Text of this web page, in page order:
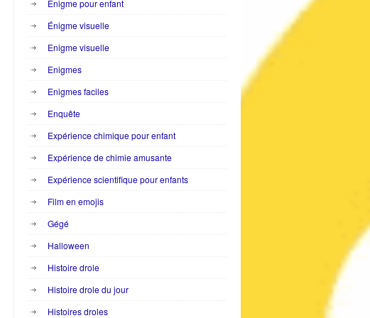
Enigme pour enfant
Énigme visuelle
Enigme visuelle
Enigmes
Enigmes faciles
Enquête
Expérience chimique pour enfant
Expérience de chimie amusante
Expérience scientifique pour enfants
Film en emojis
Gégé
Halloween
Histoire drole
Histoire drole du jour
Histoires droles